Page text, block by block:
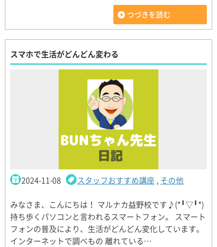
つづきを読む
スマホで生活がどんどん変わる
2024-11-08 スタッフおすすめ講座 , その他
みなさま、こんにちは！ マルナカ益野校です♪(*╹▽╹*)
持ち歩くパソコンと言われるスマートフォン。 スマート
フォンの普及により、生活がどんどん変化しています。
インターネットで調べもの 離れている…